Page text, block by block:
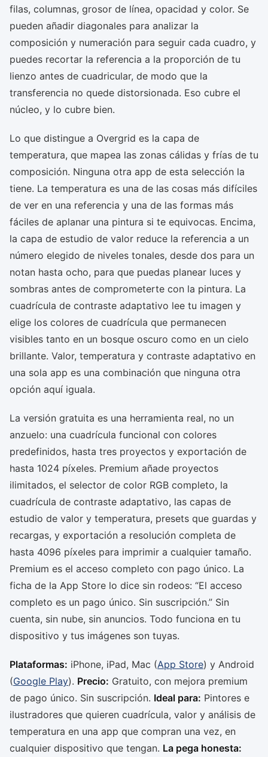
filas, columnas, grosor de línea, opacidad y color. Se
pueden añadir diagonales para analizar la
composición y numeración para seguir cada cuadro, y
puedes recortar la referencia a la proporción de tu
lienzo antes de cuadricular, de modo que la
transferencia no quede distorsionada. Eso cubre el
núcleo, y lo cubre bien.
Lo que distingue a Overgrid es la capa de
temperatura, que mapea las zonas cálidas y frías de tu
composición. Ninguna otra app de esta selección la
tiene. La temperatura es una de las cosas más difíciles
de ver en una referencia y una de las formas más
fáciles de aplanar una pintura si te equivocas. Encima,
la capa de estudio de valor reduce la referencia a un
número elegido de niveles tonales, desde dos para un
notan hasta ocho, para que puedas planear luces y
sombras antes de comprometerte con la pintura. La
cuadrícula de contraste adaptativo lee tu imagen y
elige los colores de cuadrícula que permanecen
visibles tanto en un bosque oscuro como en un cielo
brillante. Valor, temperatura y contraste adaptativo en
una sola app es una combinación que ninguna otra
opción aquí iguala.
La versión gratuita es una herramienta real, no un
anzuelo: una cuadrícula funcional con colores
predefinidos, hasta tres proyectos y exportación de
hasta 1024 píxeles. Premium añade proyectos
ilimitados, el selector de color RGB completo, la
cuadrícula de contraste adaptativo, las capas de
estudio de valor y temperatura, presets que guardas y
recargas, y exportación a resolución completa de
hasta 4096 píxeles para imprimir a cualquier tamaño.
Premium es el acceso completo con pago único. La
ficha de la App Store lo dice sin rodeos: “El acceso
completo es un pago único. Sin suscripción.” Sin
cuenta, sin nube, sin anuncios. Todo funciona en tu
dispositivo y tus imágenes son tuyas.
Plataformas: iPhone, iPad, Mac (App Store) y Android
(Google Play). Precio: Gratuito, con mejora premium
de pago único. Sin suscripción. Ideal para: Pintores e
ilustradores que quieren cuadrícula, valor y análisis de
temperatura en una app que compran una vez, en
cualquier dispositivo que tengan. La pega honesta: